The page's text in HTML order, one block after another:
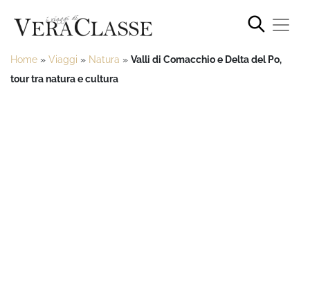
Home » Viaggi » Natura » Valli di Comacchio e Delta del Po,
tour tra natura e cultura